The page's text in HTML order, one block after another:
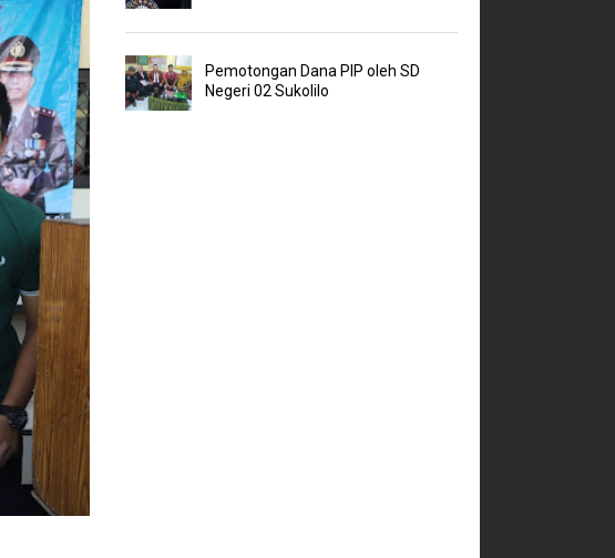
Pemotongan Dana PIP oleh SD
Negeri 02 Sukolilo